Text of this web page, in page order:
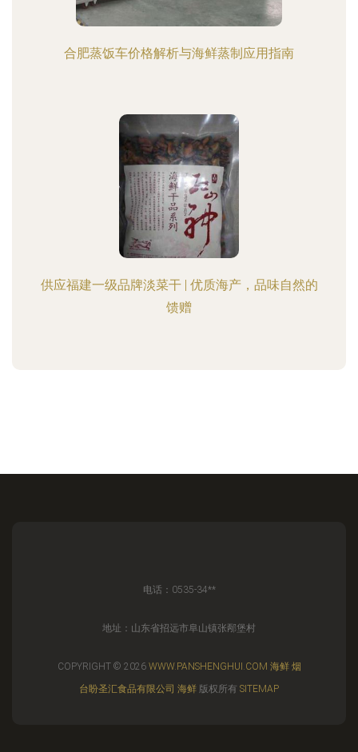
合肥蒸饭车价格解析与海鲜蒸制应用指南
供应福建一级品牌淡菜干 | 优质海产，品味自然的
馈赠
电话：0535-34**
地址：山东省招远市阜山镇张邴堡村
COPYRIGHT © 2026 WWW.PANSHENGHUI.COM 海鲜 烟
台盼圣汇食品有限公司 海鲜 版权所有 SITEMAP